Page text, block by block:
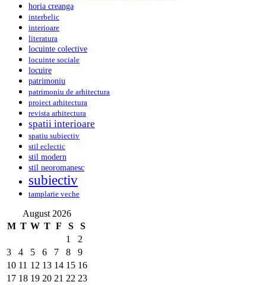
horia creanga
interbelic
interioare
literatura
locuinte colective
locuinte sociale
locuire
patrimoniu
patrimoniu de arhitectura
proiect arhitectura
revista arhitectura
spatii interioare
spatiu subiectiv
stil eclectic
stil modern
stil neoromanesc
subiectiv
tamplarie veche
August 2026
M T W T F S
S
1
2
3
4 5 6 7 8
9
10 11 12 13 14 15 16
17 18 19 20 21 22 23